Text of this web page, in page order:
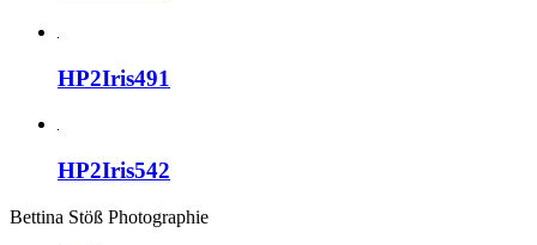
HP2Iris491
HP2Iris542
Bettina Stöß Photographie